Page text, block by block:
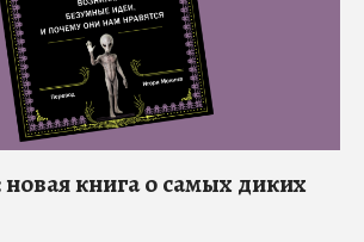
книга о самых диких